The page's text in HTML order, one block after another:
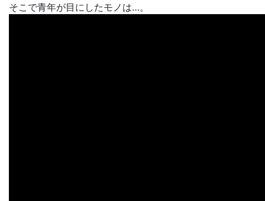
そこで青年が目にしたモノは…。